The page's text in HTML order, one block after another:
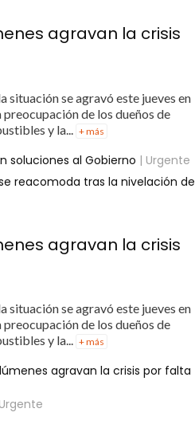
agravan la crisis
situación se agravó este jueves en
de los dueños de
y la... + más
soluciones al Gobierno | Urgente
reacomoda tras la nivelación de
agravan la crisis
situación se agravó este jueves en
de los dueños de
y la... + más
agravan la crisis por falta